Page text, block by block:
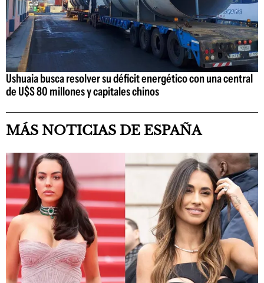
Ushuaia busca resolver su déficit energético con una central
de U$S 80 millones y capitales chinos
MÁS NOTICIAS DE ESPAÑA